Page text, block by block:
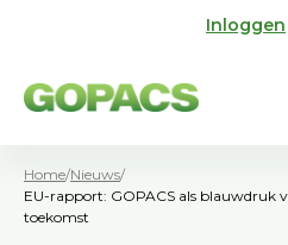
Inloggen
Home/Nieuws/
EU-rapport: GOPACS als blauwdruk
toekomst